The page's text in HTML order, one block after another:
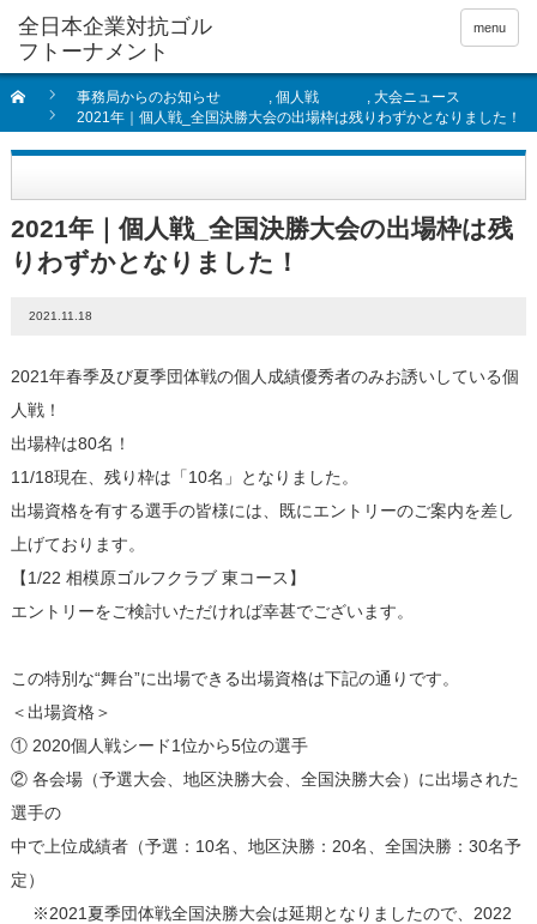
全日本企業対抗ゴル
フトーナメント
menu
事務局からのお知らせ , 個人戦 , 大会ニュース
2021年｜個人戦_全国決勝大会の出場枠は残りわずかとなりました！
2021年｜個人戦_全国決勝大会の出場枠は残
りわずかとなりました！
2021.11.18
2021年春季及び夏季団体戦の個人成績優秀者のみお誘いしている個
人戦！
出場枠は80名！
11/18現在、残り枠は「10名」となりました。
出場資格を有する選手の皆様には、既にエントリーのご案内を差し
上げております。
【1/22 相模原ゴルフクラブ 東コース】
エントリーをご検討いただければ幸甚でございます。
この特別な“舞台”に出場できる出場資格は下記の通りです。
＜出場資格＞
① 2020個人戦シード1位から5位の選手
② 各会場（予選大会、地区決勝大会、全国決勝大会）に出場された
選手の
中で上位成績者（予選：10名、地区決勝：20名、全国決勝：30名予
定）
※2021夏季団体戦全国決勝大会は延期となりましたので、2022